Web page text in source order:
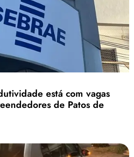
está com vagas
de Patos de